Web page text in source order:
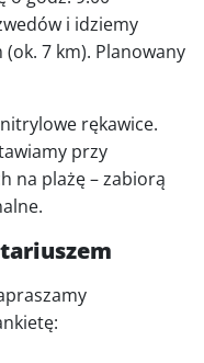
i idziemy
7 km). Planowany
rękawice.
przy
na plażę – zabiorą